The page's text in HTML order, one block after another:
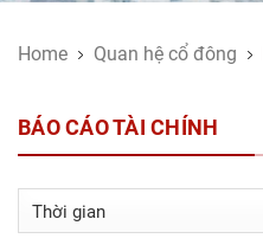
Home Quan hệ cổ đông
BÁO CÁO TÀI CHÍNH